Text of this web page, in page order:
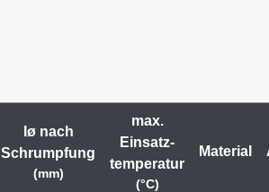
Iø nach
Schrumpfung
(mm)
max.
Einsatz-
temperatur
(°C)
Material